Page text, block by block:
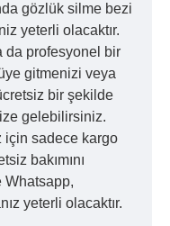
gözlük silme bezi
yeterli olacaktır.
da profesyonel bir
gitmenizi veya
bir şekilde
gelebilirsiniz.
için sadece kargo
bakımını
Whatsapp,
yeterli olacaktır.